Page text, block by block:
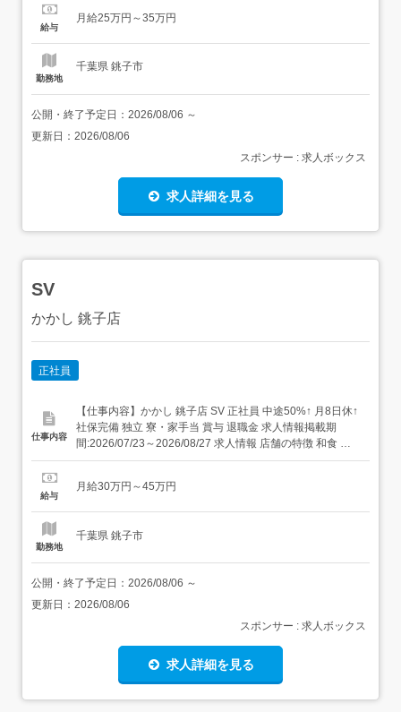
車12分JR総武...
給与
月給25万円～35万円
勤務地
千葉県 銚子市
公開・終了予定日： 2026/08/06 ～
更新日： 2026/08/06
スポンサー : 求人ボックス
求人詳細を見る
SV
かかし 銚子店
正社員
仕事内容
【仕事内容】かかし 銚子店 SV 正社員 中途50%↑ 月8日休↑
社保完備 独立 寮・家⼿当 賞与 退職金 求人情報掲載期
間:2026/07/23～2026/08/27 求人情報 店舗の特徴 和食 住
所 千葉県 銚子市 三崎町2-2660-1 イオン銚子SC 1F 交 通
車12分JR総武本...
給与
月給30万円～45万円
勤務地
千葉県 銚子市
公開・終了予定日： 2026/08/06 ～
更新日： 2026/08/06
スポンサー : 求人ボックス
求人詳細を見る